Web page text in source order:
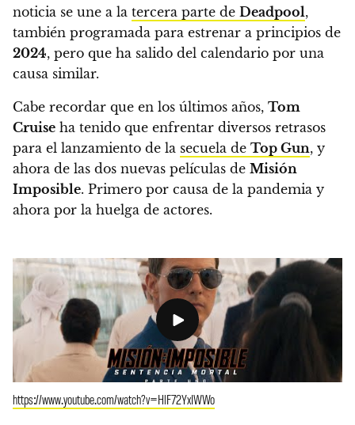
noticia se une a la tercera parte de Deadpool,
también programada para estrenar a principios de
2024, pero que ha salido del calendario por una
causa similar.
Cabe recordar que en los últimos años, Tom
Cruise ha tenido que enfrentar diversos retrasos
para el lanzamiento de la secuela de Top Gun, y
ahora de las dos nuevas películas de Misión
Imposible. Primero por causa de la pandemia y
ahora por la huelga de actores.
https://www.youtube.com/watch?v=HlF72YxIWWo